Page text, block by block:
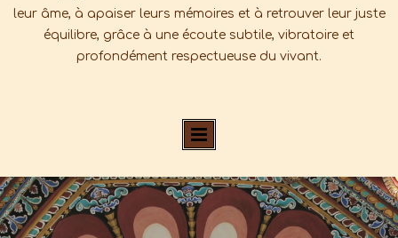
leur âme, à apaiser leurs mémoires et à retrouver leur juste
équilibre, grâce à une écoute subtile, vibratoire et
profondément respectueuse du vivant.